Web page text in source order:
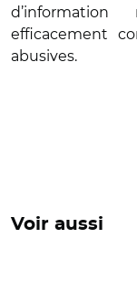
efficacement
abusives.
Voir aussi